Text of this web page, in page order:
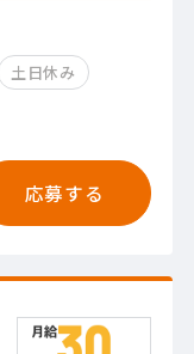
土日休み
応募する